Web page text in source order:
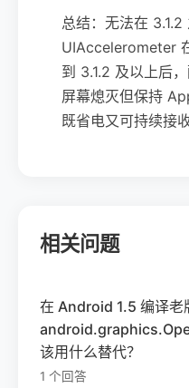
总结：无法在 3.1.2
UIAccelerometer
到 3.1.2 及以上后
屏幕熄灭但保持
既省电又可持续接
相关问题
在 Android 1.5 编译
该用什么替代？
1 个回答